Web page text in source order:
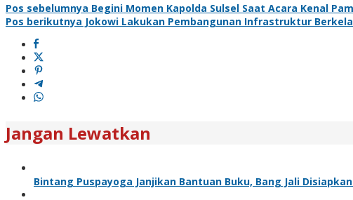
Pos sebelumnya Begini Momen Kapolda Sulsel Saat Acara Kenal
Pos berikutnya Jokowi Lakukan Pembangunan Infrastruktur
Jangan Lewatkan
Bintang Puspayoga Janjikan Bantuan Buku, Bang Jali